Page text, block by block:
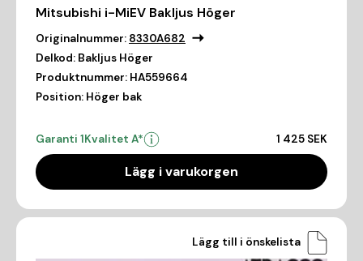
Mitsubishi i-MiEV Bakljus Höger
Originalnummer: 8330A682
Delkod: Bakljus Höger
Produktnummer: HA559664
Position: Höger bak
Garanti 1Kvalitet A* 1 425 SEK
Lägg i varukorgen
Lägg till i önskelista